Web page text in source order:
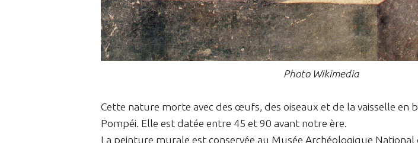
Photo Wikimedia
Cette nature morte avec des œufs, des oiseaux et de la vaisselle en
Pompéi. Elle est datée entre 45 et 90 avant notre ère.
La peinture murale est conservée au Musée Archéologique National